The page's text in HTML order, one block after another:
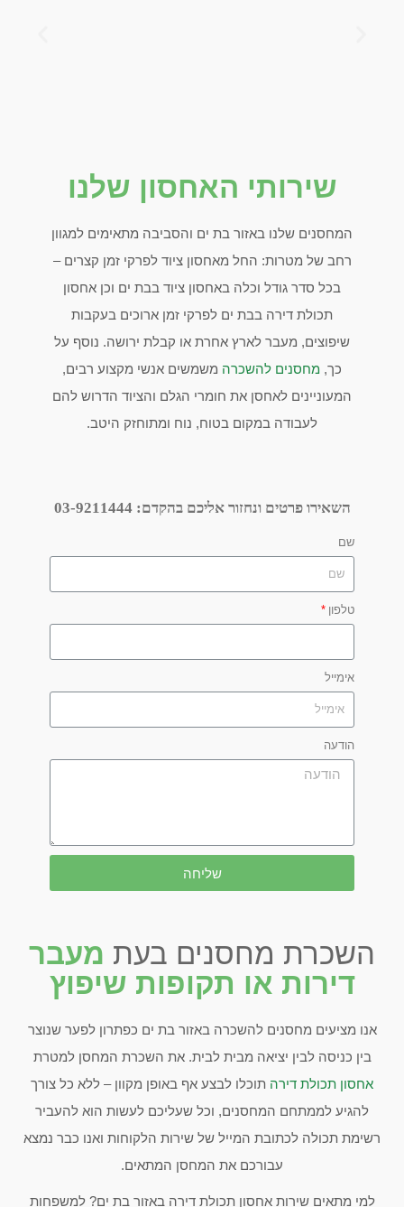
שירותי האחסון שלנו
המחסנים שלנו באזור בת ים והסביבה מתאימים למגוון
רחב של מטרות: החל מאחסון ציוד לפרקי זמן קצרים –
בכל סדר גודל וכלה באחסון ציוד בבת ים וכן אחסון
תכולת דירה בבת ים לפרקי זמן ארוכים בעקבות
שיפוצים, מעבר לארץ אחרת או קבלת ירושה. נוסף על
כך, מחסנים להשכרה משמשים אנשי מקצוע רבים,
המעוניינים לאחסן את חומרי הגלם והציוד הדרוש להם
לעבודה במקום בטוח, נוח ומתוחזק היטב.
השאירו פרטים ונחזור אליכם בהקדם: 03-9211444
שם
טלפון
אימייל
הודעה
שליחה
השכרת מחסנים בעת מעבר
דירות או תקופות שיפוץ
אנו מציעים מחסנים להשכרה באזור בת ים כפתרון לפער שנוצר
בין כניסה לבין יציאה מבית לבית. את השכרת המחסן למטרת
אחסון תכולת דירה תוכלו לבצע אף באופן מקוון – ללא כל צורך
להגיע לממתחם המחסנים, וכל שעליכם לעשות הוא להעביר
רשימת תכולה לכתובת המייל של שירות הלקוחות ואנו כבר נמצא
עבורכם את המחסן המתאים.
למי מתאים שירות אחסון תכולת דירה באזור בת ים? למשפחות